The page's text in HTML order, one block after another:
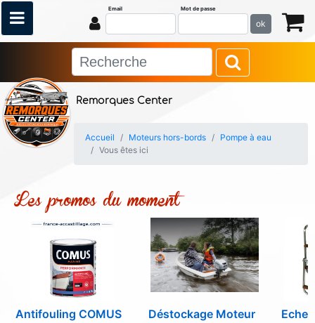
Remorques Center
Email Mot de passe
ok
Accueil Moteurs hors-bords
Pompe à eau
Vous êtes ici
Les promos du moment
Antifouling COMUS
Déstockage Moteur